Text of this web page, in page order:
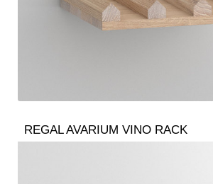
REGAL AVARIUM VINO RACK